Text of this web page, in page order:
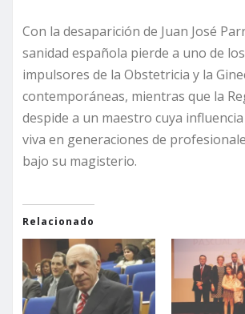
Con la desaparición de Juan José
sanidad española pierde a uno de
impulsores de la Obstetricia y la
contemporáneas, mientras que la
despide a un maestro cuya
viva en generaciones de
bajo su magisterio.
Relacionado